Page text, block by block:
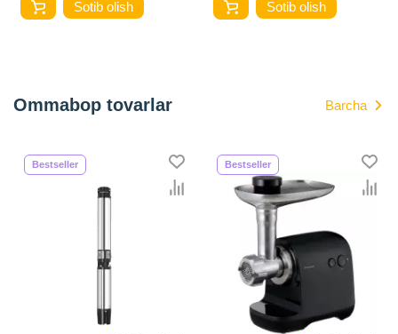
Sotib olish Sotib olish
Ommabop tovarlar Barcha
Bestseller Bestseller